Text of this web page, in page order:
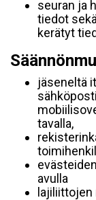
seuran ja
tiedot
kerätyt
jäseneltä
tavalla,
avulla